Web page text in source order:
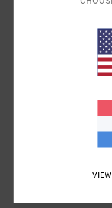
100% VAN ONZE